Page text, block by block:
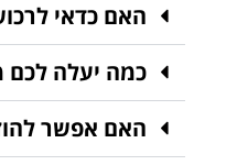
האם כדאי
כמה יעלה לכם
האם אפשר